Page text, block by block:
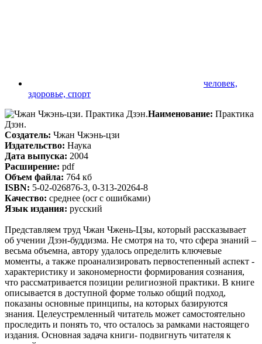
человек,
здоровье, спорт
Наименование: Практика
Дзэн.
Создатель: Чжан Чжэнь-цзи
Издательство: Наука
Дата выпуска: 2004
Расширение: pdf
Объем файла: 764 кб
ISBN: 5-02-026876-3, 0-313-20264-8
Качество: среднее (ocr c ошибками)
Язык издания: русский
Представляем труд Чжан Чжень-Цзы, который рассказывает
об учении Дзэн-буддизма. Не смотря на то, что сфера знаний –
весьма объемна, автору удалось определить ключевые
моменты, а также проанализировать первостепенный аспект -
характеристику и закономерности формирования сознания,
что рассматривается позиции религиозной практики. В книге
описывается в доступной форме только общий подход,
показаны основные принципы, на которых базируются
знания. Целеустремленный читатель может самостоятельно
проследить и понять то, что осталось за рамками настоящего
издания. Основная задача книги- подвигнуть читателя к